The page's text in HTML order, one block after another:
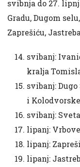
svibnja do 27.
Gradu, Dugom
Zaprešiću,
svibanj:
kralja
svibanj:
i
svibanj:
lipanj:
lipanj:
lipanj: